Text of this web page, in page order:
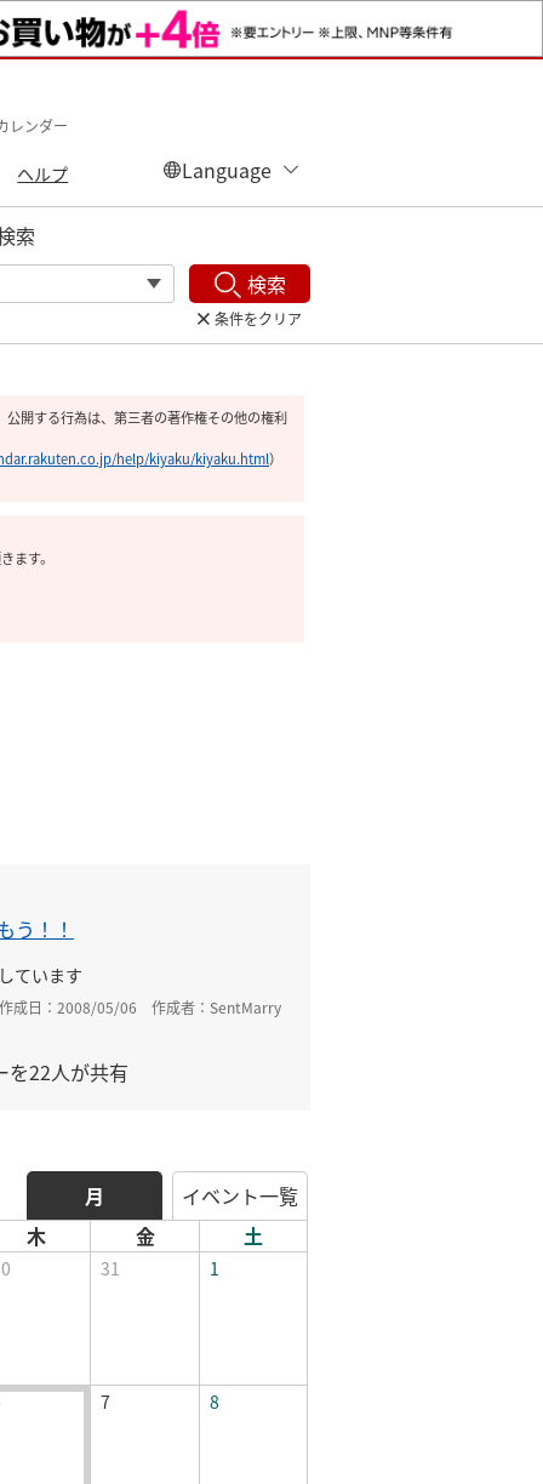
レンダー
ヘルプ
索
検索
条件をクリア
開する行為は、第三者の著作権その他の権利
help/kiyaku/kiyaku.html）
ます。
う！！
ています
作成日：2008/05/06 作成者：SentMarry
を22人が共有
月
イベント一覧
木
金 土
31 1
7 8